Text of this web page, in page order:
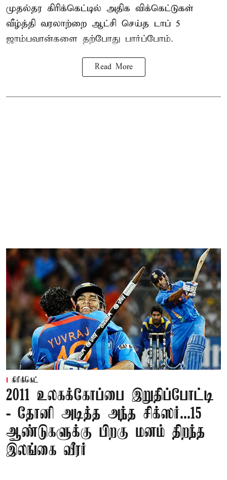
முதல்தர கிரிக்கெட்டில் அதிக விக்கெட்டுகள்
வீழ்த்தி வரலாற்றை ஆட்சி செய்த டாப் 5
ஜாம்பவான்களை தற்போது பார்ப்போம்.
Read More
கிரிக்கெட்
2011 உலகக்கோப்பை இறுதிப்போட்டி
- தோனி அடித்த அந்த சிக்ஸர்...15
ஆண்டுகளுக்கு பிறகு மனம் திறந்த
இலங்கை வீரர்